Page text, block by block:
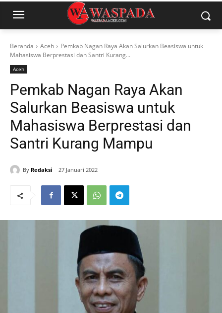
Beranda Aceh
Pemkab Nagan Raya Akan Salurkan Beasiswa untuk
Mahasiswa Berprestasi dan Santri Kurang...
Aceh
Pemkab Nagan Raya Akan
Salurkan Beasiswa untuk
Mahasiswa Berprestasi dan
Santri Kurang Mampu
By Redaksi 27 Januari 2022